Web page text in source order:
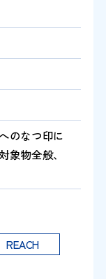
のなつ印に
象物全般、
REACH